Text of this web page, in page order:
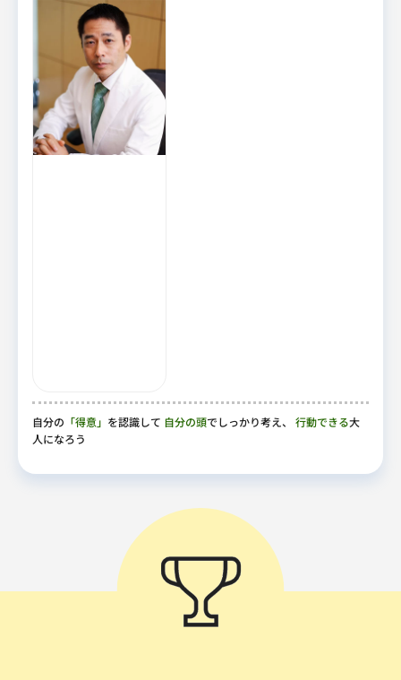
自分の 「得意」 を認識して 自分の頭でしっかり考え、 行動できる大
人になろう